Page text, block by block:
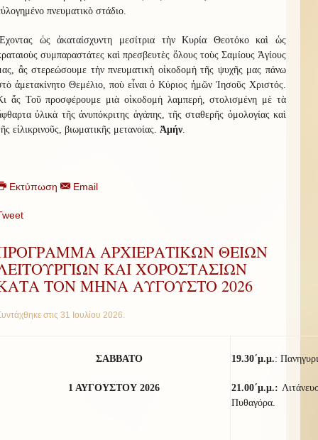
πνευματικὸ στάδιο.
ὡς ἀκαταίσχυντη μεσίτρια τὴν Κυρία Θεοτόκο καὶ ὡς
συμπαραστάτες καὶ πρεσβευτὲς ὅλους τοὺς Σαμίους Ἁγίους
ἂς στερεώσουμε τὴν πνευματικὴ οἰκοδομὴ τῆς ψυχῆς μας πάνω
ἀμετακίνητο Θεμέλιο, ποὺ εἶναι ὁ Κύριος ἡμῶν Ἰησοῦς Χριστός.
ἄς Τοῦ προσφέρουμε μιὰ οἰκοδομὴ λαμπερή, στολισμένη μὲ τὰ
ὑλικὰ τῆς ἀνυπόκριτης ἀγάπης, τῆς σταθερῆς ὁμολογίας καὶ
εἰλικρινοῦς, βιωματικῆς μετανοίας. Ἀμήν.
Εκτύπωση Email
ΑΡΧΙΕΡΑΤΙΚΩΝ ΘΕΙΩΝ
ΚΑΙ ΧΟΡΟΣΤΑΣΙΩΝ
ΤΟΝ ΜΗΝΑ ΑΥΓΟΥΣΤΟ 2026
στις 31 Ιουλίου 2026.
ΣΑΒΒΑΤΟ
1 ΑΥΓΟΥΣΤΟΥ 2026
19.30΄μ.μ.:
21.00΄μ.μ.:
Πυθαγόρα.